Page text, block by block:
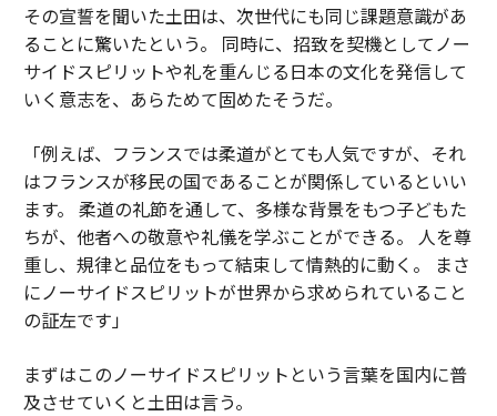
その宣誓を聞いた土田は、次世代にも同じ課題意識があ
ることに驚いたという。 同時に、招致を契機としてノー
サイドスピリットや礼を重んじる日本の文化を発信して
いく意志を、あらためて固めたそうだ。
「例えば、フランスでは柔道がとても人気ですが、それ
はフランスが移民の国であることが関係しているといい
ます。 柔道の礼節を通して、多様な背景をもつ子どもた
ちが、他者への敬意や礼儀を学ぶことができる。 人を尊
重し、規律と品位をもって結束して情熱的に動く。 まさ
にノーサイドスピリットが世界から求められていること
の証左です」
まずはこのノーサイドスピリットという言葉を国内に普
及させていくと土田は言う。